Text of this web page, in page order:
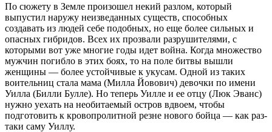
По сюжету в Земле произошел некий разлом, который
выпустил наружу неизведанных существ, способных
создавать из людей себе подобных, но еще более сильных и
опасных гибридов. Всех их прозвали разрушителями, с
которыми вот уже многие годы идет война. Когда множество
мужчин погибло в этих боях, то на поле битвы вышли
женщины — более устойчивые к укусам. Одной из таких
воительниц стала мама (Милла Йовович) девочки по имени
Уилла (Билли Булле). Но теперь Уилле и ее отцу (Люк Эванс)
нужно уехать на необитаемый остров вдвоем, чтобы
подготовить к кровопролитной резне нового бойца — как раз-
таки саму Уиллу.